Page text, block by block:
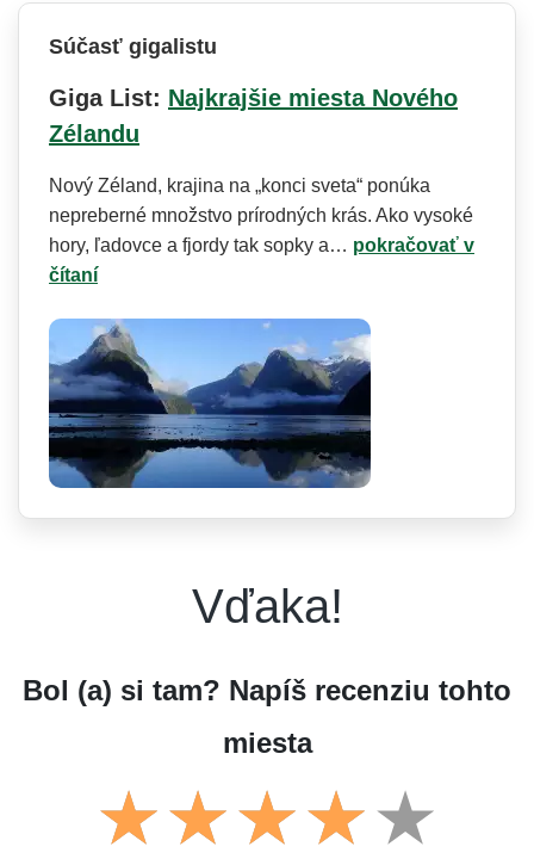
Súčasť gigalistu
Giga List: Najkrajšie miesta Nového
Zélandu
Nový Zéland, krajina na „konci sveta“ ponúka
nepreberné množstvo prírodných krás. Ako vysoké
hory, ľadovce a fjordy tak sopky a… pokračovať v
čítaní
Vďaka!
Bol (a) si tam? Napíš recenziu tohto
miesta